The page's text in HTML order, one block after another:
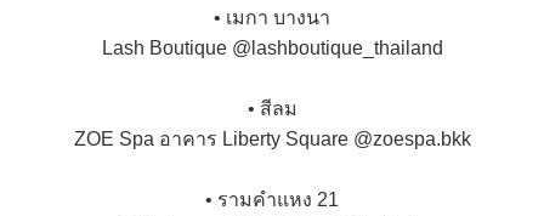
• เมกา บางนา
Lash Boutique @lashboutique_thailand
• สีลม
ZOE Spa อาคาร Liberty Square @zoespa.bkk
• รามคำแหง 21